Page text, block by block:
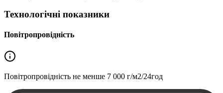
Технологічні показники
Повітропровідність
Повітропровідність не менше 7 000 г/м2/24год